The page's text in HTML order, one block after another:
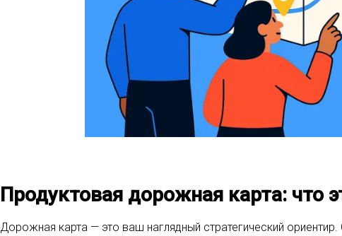
Продуктовая дорожная карта: что
Дорожная карта — это ваш наглядный стратегический